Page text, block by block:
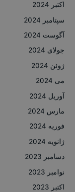
اکتبر 2024
سپتامبر 2024
آگوست 2024
جولای 2024
ژوئن 2024
می 2024
آوریل 2024
مارس 2024
فوریه 2024
ژانویه 2024
دسامبر 2023
نوامبر 2023
اکتبر 2023